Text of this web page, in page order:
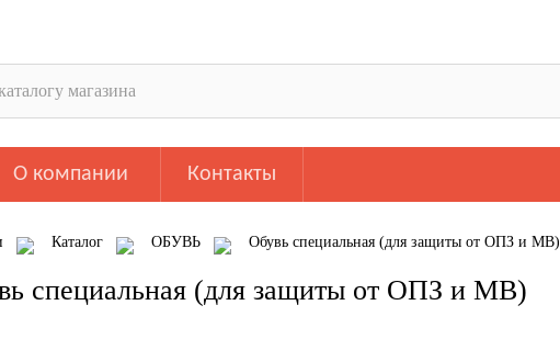
О компании Контакты
Каталог ОБУВЬ Обувь специальная (для защиты от ОПЗ и МВ)
специальная (для защиты от ОПЗ и МВ)